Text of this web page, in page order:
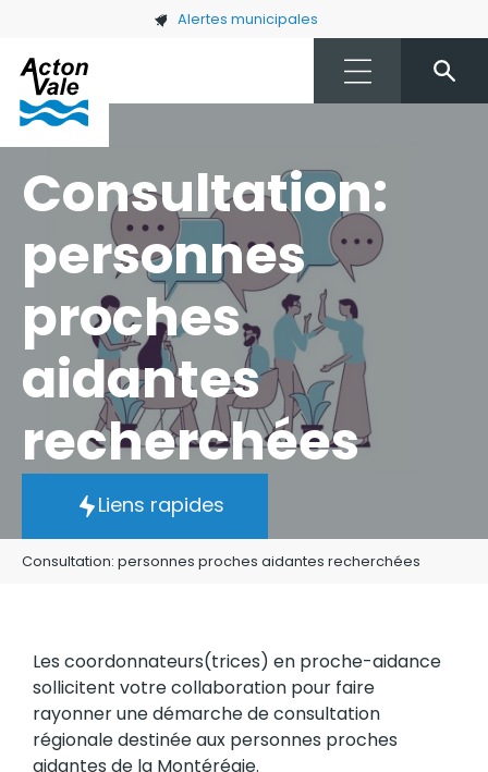
Skip to main content Alertes municipales
Consultation:
personnes
proches
aidantes
recherchées
Liens rapides
Consultation: personnes proches aidantes recherchées
Les coordonnateurs(trices) en proche-aidance
sollicitent votre collaboration pour faire
rayonner une démarche de consultation
régionale destinée aux personnes proches
aidantes de la Montérégie.